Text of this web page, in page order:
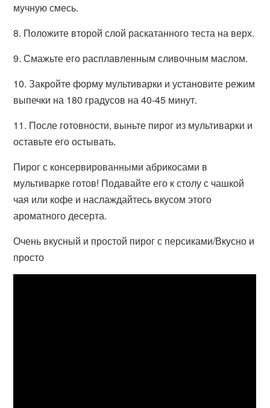
мучную смесь.
8. Положите второй слой раскатанного теста на верх.
9. Смажьте его расплавленным сливочным маслом.
10. Закройте форму мультиварки и установите режим
выпечки на 180 градусов на 40-45 минут.
11. После готовности, выньте пирог из мультиварки и
оставьте его остывать.
Пирог с консервированными абрикосами в
мультиварке готов! Подавайте его к столу с чашкой
чая или кофе и наслаждайтесь вкусом этого
ароматного десерта.
Очень вкусный и простой пирог с персиками/Вкусно и
просто